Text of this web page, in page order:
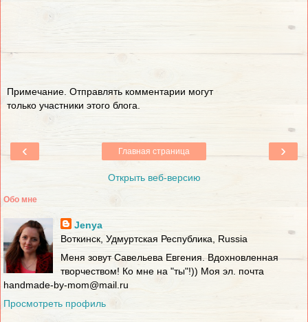
Примечание. Отправлять комментарии могут
только участники этого блога.
‹ ›
Главная страница
Открыть веб-версию
Обо мне
Jenya
Воткинск, Удмуртская Республика, Russia
Меня зовут Савельева Евгения. Вдохновленная
творчеством! Ко мне на "ты"!)) Моя эл. почта
handmade-by-mom@mail.ru
Просмотреть профиль